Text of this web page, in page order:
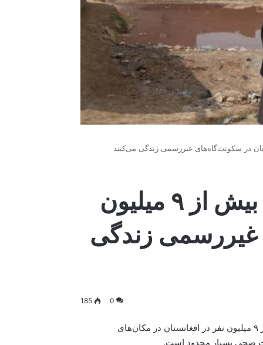
زندگی در سایه‌ی بحران؛ بیش از ۹ میلیون
غیررسمی زندگی
0
185
برنامه‌ی اسکان بشر سازمان ملل متحد اعلام کرده‌است که بیش از ۹ میلیون نفر در افغانستان در مکان‌های
صحی بسیار محدود است.